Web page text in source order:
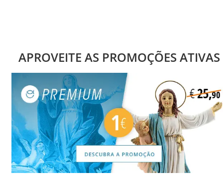
APROVEITE AS PROMOÇÕES ATIVAS